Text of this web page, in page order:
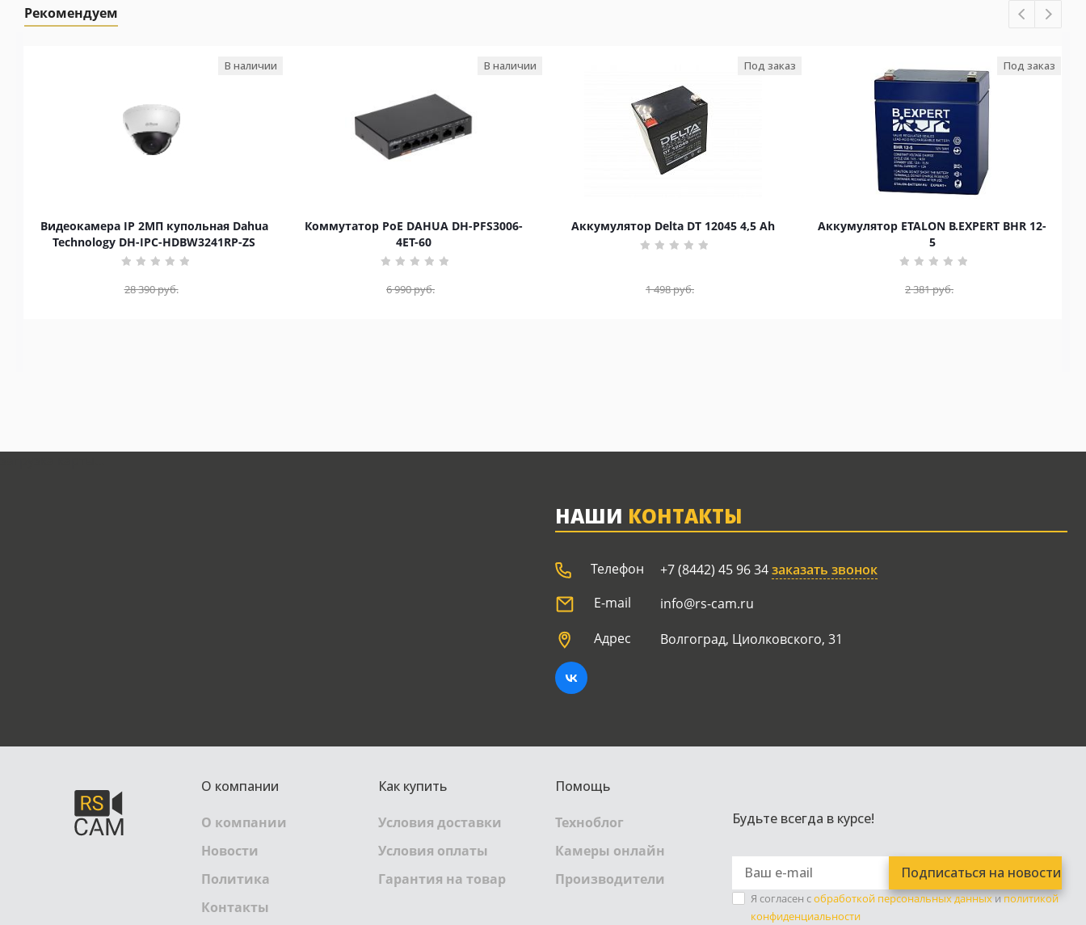
Рекомендуем
Видеокамера IP 2МП купольная Dahua
Technology DH-IPC-HDBW3241RP-ZS
В наличии
28 390руб.
Коммутатор PoE DAHUA DH-PFS3006-
4ET-60
В наличии
6 990руб.
Аккумулятор Delta DT 12045 4,5 Ah
Под заказ
1 498руб.
Аккумулятор ETALON B.EXPERT BHR 12-
5
Под заказ
2 381руб.
НАШИ КОНТАКТЫ
Телефон +7 (8442) 45 96 34заказать звонок
E-mail
info@rs-cam.ru
Адрес
Волгоград, Циолковского, 31
О компании
О компании
Новости
Политика
Контакты
Как купить
Условия доставки
Условия оплаты
Гарантия на товар
Помощь
Техноблог
Камеры онлайн
Производители
Будьте всегда в курсе!
Я согласен собработкой персональных данныхиполитикой
конфиденциальности